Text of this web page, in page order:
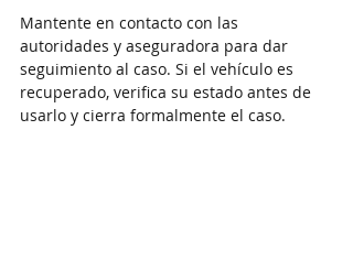
Mantente en contacto con las
autoridades y aseguradora para dar
seguimiento al caso. Si el vehículo es
recuperado, verifica su estado antes de
usarlo y cierra formalmente el caso.